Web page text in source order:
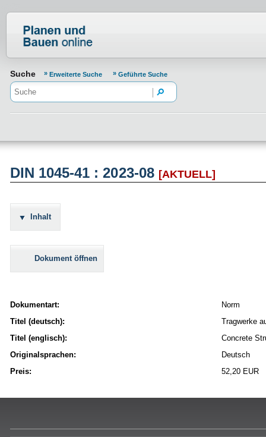
Suche Erweiterte Suche Geführte Suche
DIN 1045-41 : 2023-08 [AKTUELL]
Inhalt
Dokument öffnen
Dokumentart:
Norm
Titel (deutsch):
Tragwerke
Titel (englisch):
Concrete
Originalsprachen:
Deutsch
Preis:
52,20 EUR